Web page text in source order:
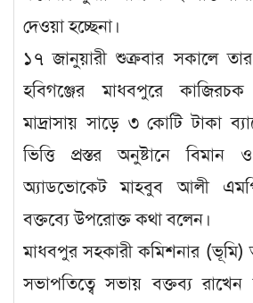
দেওয়া হচ্ছেনা।
১৭ জানুয়ারী শুক্রবার সকালে তার
হবিগঞ্জের মাধবপুরে কাজিরচক
মাদ্রাসায় সাড়ে ৩ কোটি টাকা
ভিত্তি প্রস্তর অনুষ্টানে বিমান ও
অ্যাডভোকেট মাহবুব আলী
বক্তব্যে উপরোক্ত কথা বলেন।
মাধবপুর সহকারী কমিশনার
সভাপতিত্বে সভায় বক্তব্য